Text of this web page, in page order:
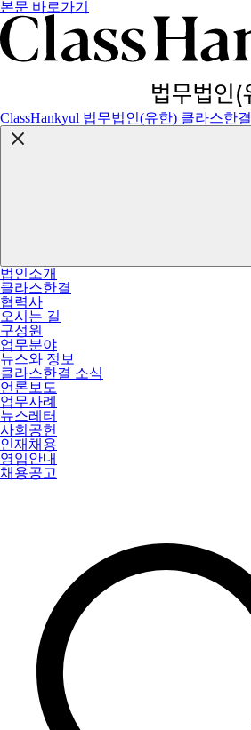
본문 바로가기
ClassHankyul 법무법인(유한) 클라스한결
법인소개
클라스한결
협력사
오시는 길
구성원
업무분야
뉴스와 정보
클라스한결 소식
언론보도
업무사례
뉴스레터
사회공헌
인재채용
영입안내
채용공고